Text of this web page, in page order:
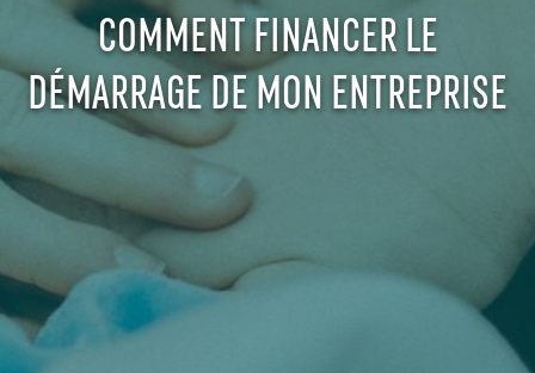
COMMENT FINANCER LE
DÉMARRAGE DE MON ENTREPRISE